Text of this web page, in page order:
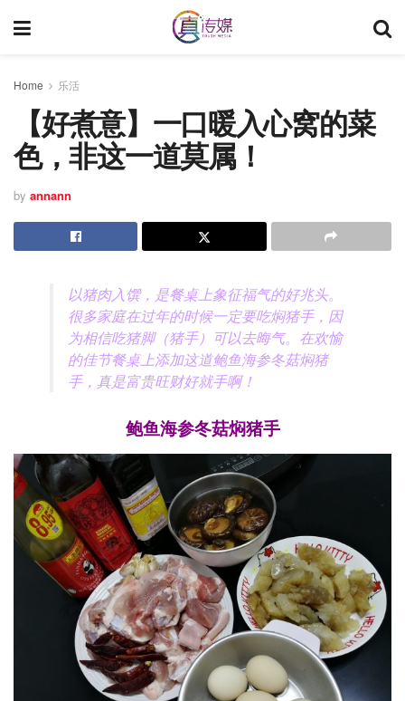
Home 乐活
【好煮意】一口暖入心窝的菜
色，非这一道莫属！
by annann
以猪肉入馔，是餐桌上象征福气的好兆头。
很多家庭在过年的时候一定要吃焖猪手，因
为相信吃猪脚（猪手）可以去晦气。在欢愉
的佳节餐桌上添加这道鲍鱼海参冬菇焖猪
手，真是富贵旺财好就手啊！
鲍鱼海参冬菇焖猪手